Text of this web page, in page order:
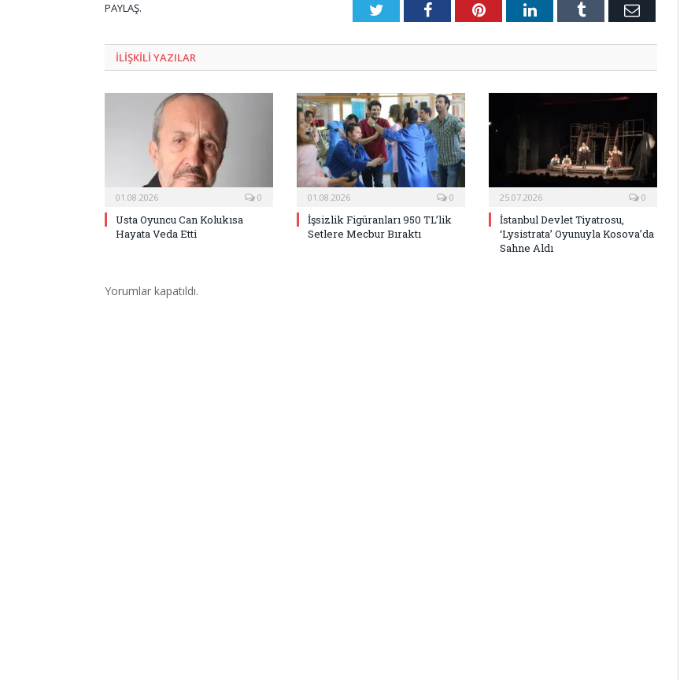
PAYLAŞ. TwitterFacebookPinterestLinkedInTumblr E-
ILIŞKILI YAZILAR
01.08.2026 0
Usta Oyuncu Can Kolukısa
Hayata Veda Etti
01.08.2026 0
İşsizlik Figüranları 950 TL’lik
Setlere Mecbur Bıraktı
25.07.2026 0
İstanbul Devlet Tiyatrosu,
‘Lysistrata’ Oyunuyla Kosova’da
Sahne Aldı
Yorumlar kapatıldı.